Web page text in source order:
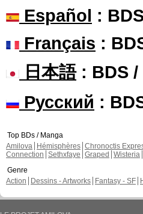
Español :
Français :
日本語: BDS /
Русский :
Top BDs / Manga
Amilova
Hémisphères Chronoctis
Connection Sethxfaye Graped Wisteria
Genre
Action
Dessins - Artworks Fantasy - SF